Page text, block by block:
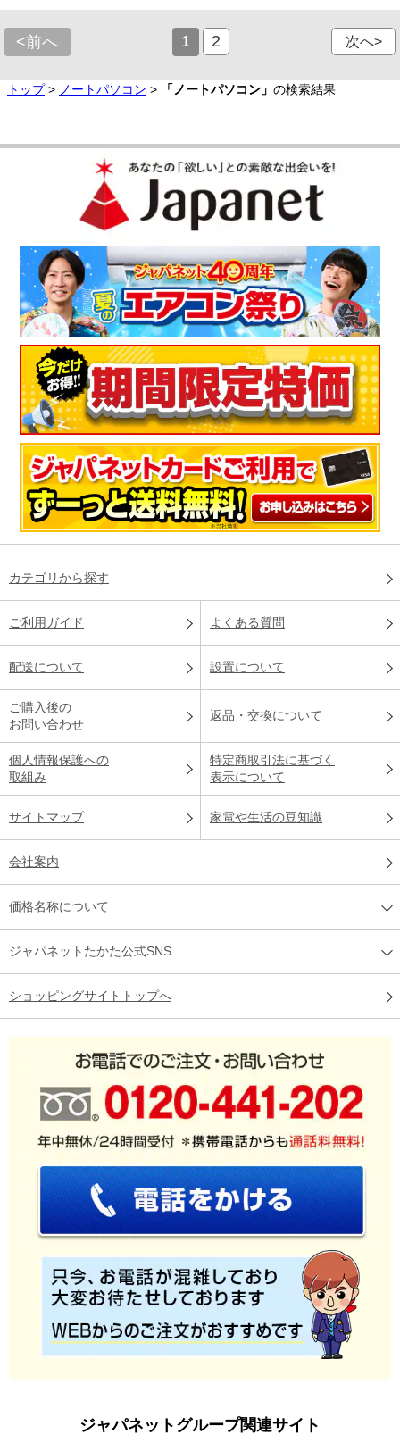
<前へ 1 2 次へ>
トップ> ノートパソコン > 「ノートパソコン」 の検索結果
カテゴリから探す
ご利用ガイド よくある質問
配送について 設置について
ご購入後の
お問い合わせ
返品・交換について
個人情報保護への
取組み
特定商取引法に基づく
表示について
サイトマップ 家電や生活の豆知識
会社案内
価格名称について
ジャパネットたかた公式SNS
ショッピングサイトトップへ
ジャパネットグループ関連サイト